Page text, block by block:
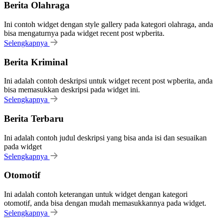
Berita Olahraga
Ini contoh widget dengan style gallery pada kategori olahraga, anda
bisa mengaturnya pada widget recent post wpberita.
Selengkapnya
Berita Kriminal
Ini adalah contoh deskripsi untuk widget recent post wpberita, anda
bisa memasukkan deskripsi pada widget ini.
Selengkapnya
Berita Terbaru
Ini adalah contoh judul deskripsi yang bisa anda isi dan sesuaikan
pada widget
Selengkapnya
Otomotif
Ini adalah contoh keterangan untuk widget dengan kategori
otomotif, anda bisa dengan mudah memasukkannya pada widget.
Selengkapnya